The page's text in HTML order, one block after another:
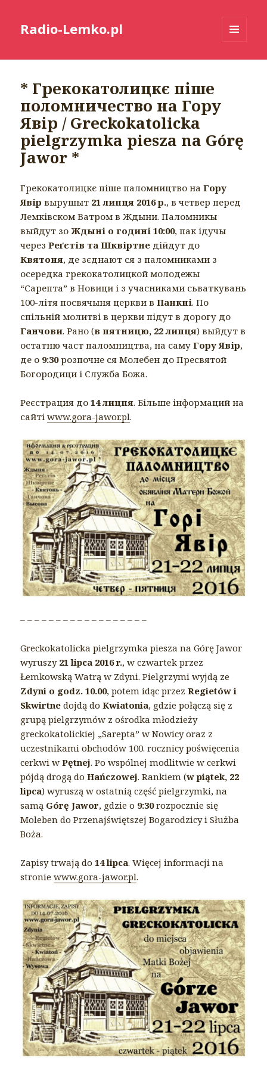
Radio-Lemko.pl
* Грекокатолицкє піше
поломничество на Гору
Явір / Greckokatolicka
pielgrzymka piesza na Górę
Jawor *
Грекокатолицкє піше паломництво наГору
Явір вырушыт 21 липця 2016 р., в четвер перед
Лемківском Ватром в Ждыни. Паломникы
выйдут зоЖдыні о годині 10:00, пак ідучы
черезРеґєтів та Шквіртне дійдут до
Квятоня, де зєднают ся з паломниками з
осередка грекокатолицкой молодежы
“Сарепта” в Новици і з учасниками сьваткувань
100-літя посвячыня церкви вПанкні. По
спільній молитві в церкви підут в дорогу до
Ганчови. Рано (в пятницю, 22 липця) выйдут в
остатню част паломництва, на самуГору Явір,
де о 9:30розпочне ся Молебен до Пресвятой
Богородици і Служба Божа.
Реєстрация до14 лицпя. Більше інформаций на
сайтіwww.gora-jawor.pl.
– – – – – – – – – – – – – – – – – –
Greckokatolicka pielgrzymka piesza na Górę Jawor
wyruszy 21 lipca 2016 r., w czwartek przez
Łemkowską Watrą w Zdyni. Pielgrzymi wyjdą ze
Zdyni o godz. 10.00, potem idąc przezRegietów i
Skwirtne dojdą doKwiatonia, gdzie połączą się z
grupą pielgrzymów z ośrodka młodzieży
greckokatolickiej „Sarepta” w Nowicy oraz z
uczestnikami obchodów 100. rocznicy poświęcenia
cerkwi wPętnej. Po wspólnej modlitwie w cerkwi
pójdą drogą doHańczowej. Rankiem (w piątek, 22
lipca) wyruszą w ostatnią część pielgrzymki, na
samą Górę Jawor, gdzie o 9:30rozpocznie się
Moleben do Przenajświętszej Bogarodzicy i Służba
Boża.
Zapisy trwają do14 lipca. Więcej informacji na
stroniewww.gora-jawor.pl.